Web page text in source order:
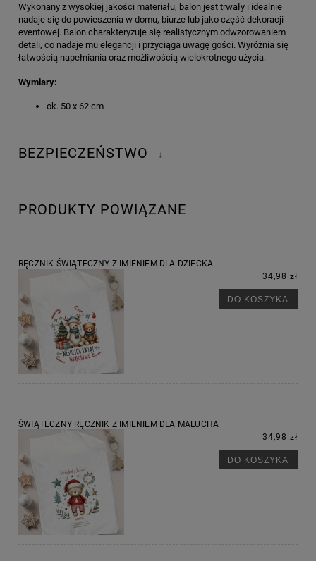
Wykonany z wysokiej jakości materiału, balon jest trwały i idealnie
nadaje się do powieszenia w domu, biurze lub jako część dekoracji
eventowej. Balon charakteryzuje się realistycznym odwzorowaniem
detali, co nadaje mu elegancji i przyciąga uwagę gości. Wyróżnia się
łatwością napełniania oraz możliwością wielokrotnego użycia.
Wymiary:
ok. 50 x 62 cm
BEZPIECZEŃSTWO ↓
PRODUKTY POWIĄZANE
RĘCZNIK ŚWIĄTECZNY Z IMIENIEM DLA DZIECKA
34,98 zł
DO KOSZYKA
ŚWIĄTECZNY RĘCZNIK Z IMIENIEM DLA MALUCHA
34,98 zł
DO KOSZYKA